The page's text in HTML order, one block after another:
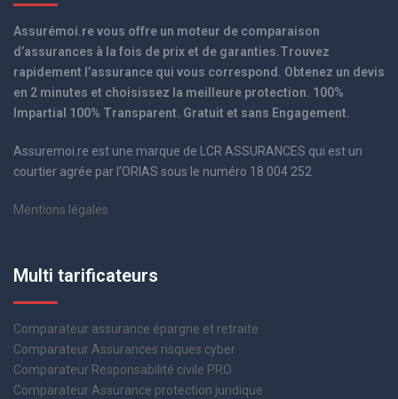
Assurémoi.re vous offre un moteur de comparaison
d’assurances à la fois de prix et de garanties.Trouvez
rapidement l’assurance qui vous correspond. Obtenez un devis
en 2 minutes et choisissez la meilleure protection. 100%
Impartial 100% Transparent. Gratuit et sans Engagement.
Assuremoi.re est une marque de LCR ASSURANCES qui est un
courtier agrée par l’ORIAS sous le numéro 18 004 252
Mentions légales
Multi tarificateurs
Comparateur assurance épargne et retraite
Comparateur Assurances risques cyber
Comparateur Responsabilité civile PRO
Comparateur Assurance protection juridique